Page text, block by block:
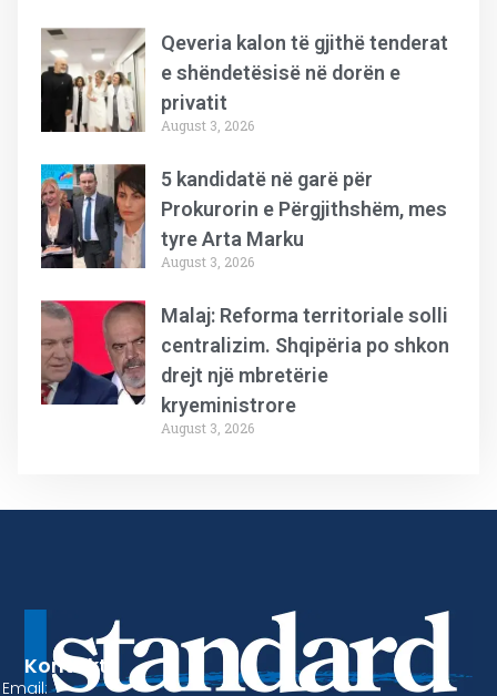
Qeveria kalon të gjithë tenderat
e shëndetësisë në dorën e
privatit
August 3, 2026
5 kandidatë në garë për
Prokurorin e Përgjithshëm, mes
tyre Arta Marku
August 3, 2026
Malaj: Reforma territoriale solli
centralizim. Shqipëria po shkon
drejt një mbretërie
kryeministrore
August 3, 2026
Kontakt
Email: